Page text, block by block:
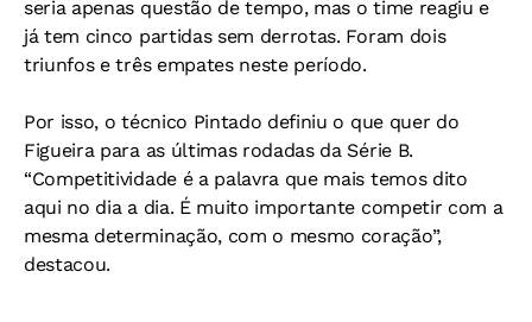
seria apenas questão de tempo, mas o time reagiu e
já tem cinco partidas sem derrotas. Foram dois
triunfos e três empates neste período.
Por isso, o técnico Pintado definiu o que quer do
Figueira para as últimas rodadas da Série B.
“Competitividade é a palavra que mais temos dito
aqui no dia a dia. É muito importante competir com a
mesma determinação, com o mesmo coração”,
destacou.